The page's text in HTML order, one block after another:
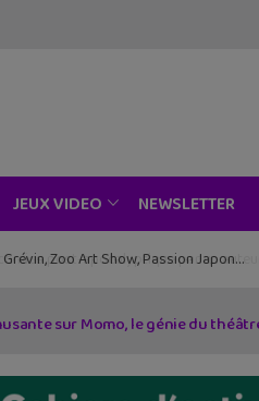
JEUX VIDEO NEWSLETTER
Zoo Art Show, Passion Japon…
sur Momo, le génie du